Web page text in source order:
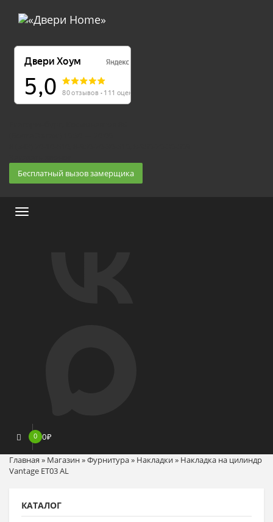
Бесплатный вызов замерщика
Меню
0 0₽
Главная » Магазин»Фурнитура» Накладки» Накладка на цилиндр
Vantage ET03 AL
КАТАЛОГ